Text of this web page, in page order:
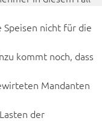
Speisen nicht für die
kommt noch, dass
Mandanten
der